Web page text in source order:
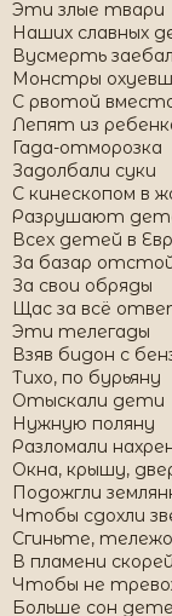
Эти злые твари
Наших славных
Вусмерть
Монстры
С рвотой
Лепят из
Гада-отморозка
Задолбали суки
C кинескопом в
Разрушают
Всех детей в
За базар
За свои обряды
Щас за всё
Эти телегады
Взяв бидон с
Тихо, по бурьяну
Отыскали дети
Нужную поляну
Разломали
Окна, крышу,
Подожгли
Чтобы сдохли
Сгиньте,
В пламени скорей
Чтобы не
Больше сон